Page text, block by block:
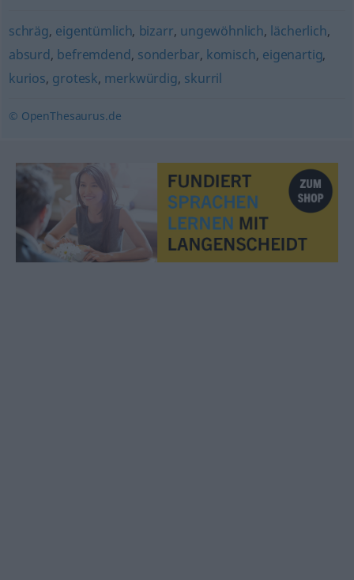
schräg, eigentümlich, bizarr, ungewöhnlich, lächerlich,
absurd, befremdend, sonderbar, komisch, eigenartig,
kurios, grotesk, merkwürdig, skurril
© OpenThesaurus.de